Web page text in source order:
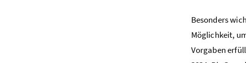
Besonders
Möglichkeit,
Vorgaben